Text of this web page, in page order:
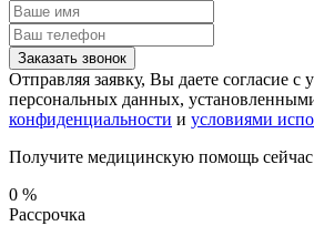
Заказать звонок
Отправляя заявку, Вы даете согласие с
персональных данных,
конфиденциальности и условиями
Получите медицинскую помощь сейчас
0 %
Рассрочка